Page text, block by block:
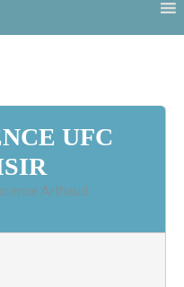
UFC
Arthaud